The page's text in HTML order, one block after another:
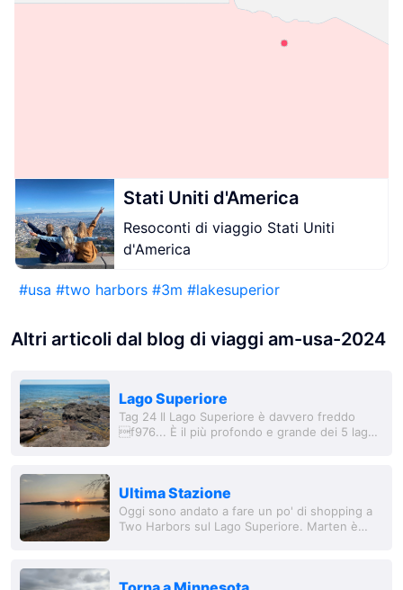
Stati Uniti d'America
Resoconti di viaggio Stati Uniti
d'America
#usa #two harbors #3m #lakesuperior
Altri articoli dal blog di viaggi am-usa-2024
Lago Superiore
Tag 24 Il Lago Superiore è davvero freddo
f976... È il più profondo e grande dei 5 laghi
Ultima Stazione
Oggi sono andato a fare un po' di shopping a
Two Harbors sul Lago Superiore. Marten è